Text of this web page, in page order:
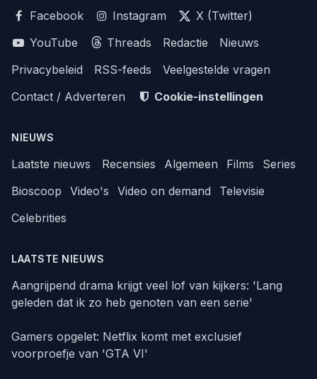
Facebook
Instagram
X (Twitter)
YouTube
Threads Redactie
Nieuws
Privacybeleid
RSS-feeds
Veelgestelde vragen
Contact / Adverteren
Cookie-instellingen
NIEUWS
Laatste nieuws Recensies Algemeen Films
Series
Bioscoop
Video's Video on demand
Televisie
Celebrities
LAATSTE NIEUWS
Aangrijpend drama krijgt veel lof van kijkers: 'Lang
geleden dat ik zo heb genoten van een serie'
Gamers opgelet: Netflix komt met exclusief
voorproefje van 'GTA VI'